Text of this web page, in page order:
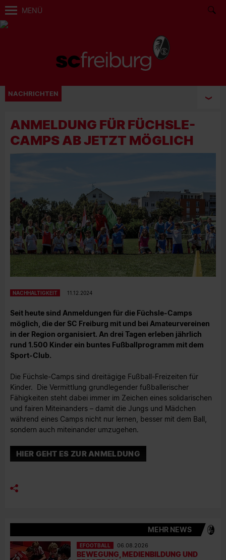
MENÜ
NACHRICHTEN
ANMELDUNG FÜR FÜCHSLE-
CAMPS AB JETZT MÖGLICH
NACHHALTIGKEIT 11.12.2024
Seit heute sind Anmeldungen für die Füchsle-Camps
möglich, die der SC Freiburg mit und bei Amateurvereinen
in der Region organisiert. An drei Tagen erleben jährlich
rund 1.500 Kinder ein buntes Fußballprogramm mit dem
Sport-Club.
Die Füchsle-Camps sind dreitägige Fußball-Freizeiten für
Kinder. Die Vermittlung grundlegender fußballerischer
Fähigkeiten steht dabei immer im Zeichen eines solidarischen
und fairen Miteinanders – damit die Jungs und Mädchen
während eines Camps nicht nur lernen, besser mit dem Ball,
sondern auch miteinander umzugehen.
HIER GEHT ES ZUR ANMELDUNG
MEHR NEWS
EFOOTBALL 06.08.2026
BEWEGUNG, MEDIENBILDUNG UND